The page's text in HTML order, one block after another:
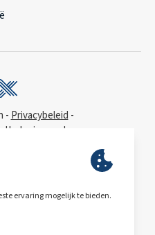
Privacybeleid
van de